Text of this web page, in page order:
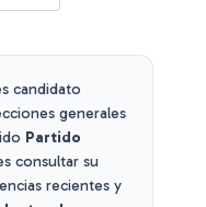
candidato
generales
Partido
consultar su
recientes y